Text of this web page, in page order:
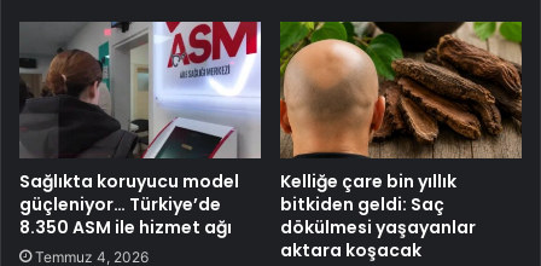
Sağlıkta koruyucu model
güçleniyor… Türkiye’de
8.350 ASM ile hizmet ağı
Temmuz 4, 2026
Kelliğe çare bin yıllık
bitkiden geldi: Saç
dökülmesi yaşayanlar
aktara koşacak